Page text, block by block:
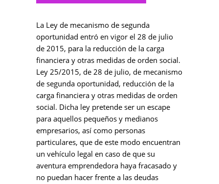
La Ley de mecanismo de segunda
oportunidad entró en vigor el 28 de julio
de 2015, para la reducción de la carga
financiera y otras medidas de orden social.
Ley 25/2015, de 28 de julio, de mecanismo
de segunda oportunidad, reducción de la
carga financiera y otras medidas de orden
social. Dicha ley pretende ser un escape
para aquellos pequeños y medianos
empresarios, así como personas
particulares, que de este modo encuentran
un vehículo legal en caso de que su
aventura emprendedora haya fracasado y
no puedan hacer frente a las deudas